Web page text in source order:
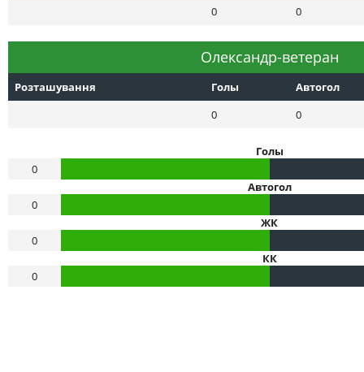
0
0
Олександр-ветеран
Розташування Голы
Автогол
0
0
Голы
0
Автогол
0
ЖК
0
КК
0